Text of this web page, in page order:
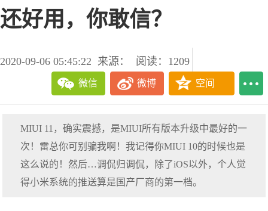
还好用，你敢信？
2020-09-06 05:45:22 来源： 阅读：1209
微信 微博 空间
MIUI 11，确实震撼，是MIUI所有版本升级中最好的一
次！雷总你可别骗我啊！我记得你MIUI 10的时候也是
这么说的！然后…调侃归调侃，除了iOS以外，个人觉
得小米系统的推送算是国产厂商的第一档。